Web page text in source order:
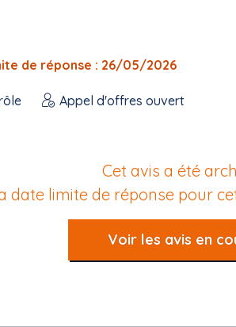
de réponse : 26/05/2026
Appel d'offres ouvert
Cet avis a été
date limite de réponse pour
Voir les avis en